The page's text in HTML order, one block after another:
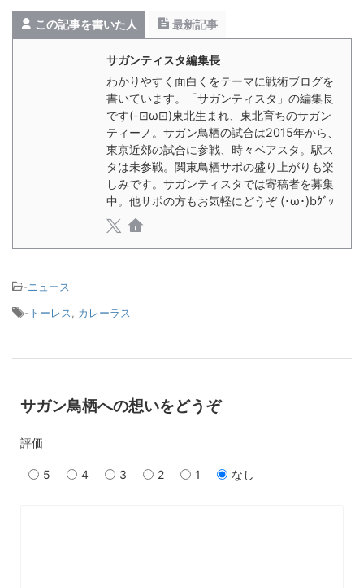
この記事を書いた人 最新記事
サガンティスタ編集長
わかりやすく面白くをテーマに戦術ブログを
書いています。「サガンティスタ」の編集長
です(-⊡ω⊡)東北生まれ、東北育ちのサガン
ティーノ。サガン鳥栖の試合は2015年から、
東京近郊の試合に参戦、時々ベアスタ。駅ス
タは未参戦。関東鳥栖サポの盛り上がりも楽
しみです。サガンティスタでは寄稿者を募集
中。他サポの方もお気軽にどうぞ (･ω･)bｸﾞｯ
-ニュース
- トーレス カレーラス
サガン鳥栖への想いをどうぞ
評価
5 4 3 2 1 なし